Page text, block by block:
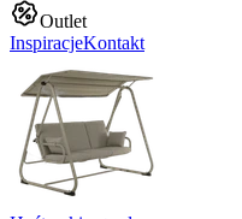
Outlet
InspiracjeKontakt